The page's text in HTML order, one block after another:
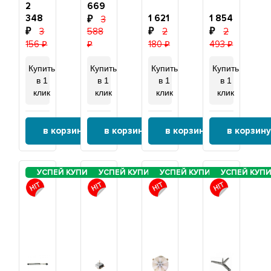
D33,
G1",
L270мм,
220V
терморегулятор,
Р05ТЛ
2
348
3
156
Купить
в 1
клик
в корзину
479100,
RK8151
669
3
588
Купить
в 1
клик
в корзину
30W,
4
защёлки,
KEBS111/045
1 621
2
180
Купить
в 1
клик
в корзину
1 854
2
493
Купить
в 1
клик
в корзину